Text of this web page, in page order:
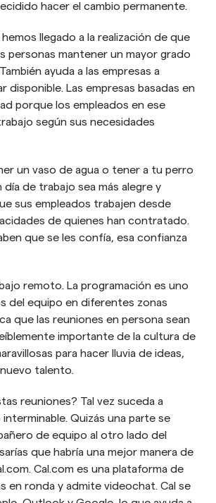
hacer el cambio permanente.
llegado a la realización de que
personas mantener un mayor grado
ayuda a las empresas a
Las empresas basadas en
porque los empleados en ese
según sus necesidades
un vaso de agua o tener a tu perro
de trabajo sea más alegre y
sus empleados trabajen desde
de quienes han contratado.
que se les confía, esa confianza
remoto. La programación es uno
del equipo en diferentes zonas
que las reuniones en persona sean
importante de la cultura de
para hacer lluvia de ideas,
talento.
reuniones? Tal vez suceda a
Quizás una parte se
de equipo al otro lado del
que habría una mejor manera de
Cal.com es una plataforma de
en ronda y admite videochat. Cal se